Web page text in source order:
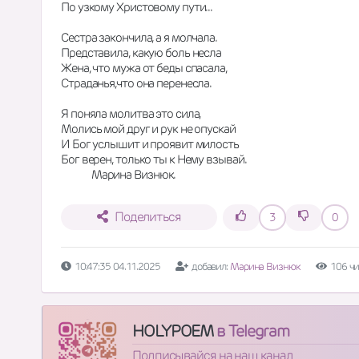
По узкому Христовому пути...
Сестра закончила, а я молчала.
Представила, какую боль несла
Жена, что мужа от беды спасала,
Страданья,что она перенесла.
Я поняла молитва это сила,
Молись мой друг и рук не опускай
И Бог услышит и проявит милость
Бог верен, только ты к Нему взывай.
             Марина Визнюк.
Поделиться 3 0
10:47:35 04.11.2025 добавил: Марина Визнюк 106
HOLYPOEMв Telegram
Подписывайся на наш канал